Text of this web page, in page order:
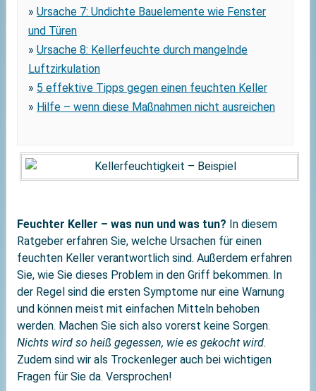
» Ursache 7: Undichte Bauelemente wie Fenster
und Türen
» Ursache 8: Kellerfeuchte durch mangelnde
Luftzirkulation
» 5 effektive Tipps gegen einen feuchten Keller
» Hilfe – wenn diese Maßnahmen nicht ausreichen
Feuchter Keller – was nun und was tun? In diesem
Ratgeber erfahren Sie, welche Ursachen für einen
feuchten Keller verantwortlich sind. Außerdem erfahren
Sie, wie Sie dieses Problem in den Griff bekommen. In
der Regel sind die ersten Symptome nur eine Warnung
und können meist mit einfachen Mitteln behoben
werden. Machen Sie sich also vorerst keine Sorgen.
Nichts wird so heiß gegessen, wie es gekocht wird.
Zudem sind wir als Trockenleger auch bei wichtigen
Fragen für Sie da. Versprochen!